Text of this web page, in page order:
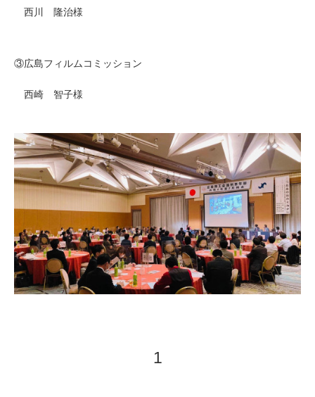
西川　隆治様
③広島フィルムコミッション
西崎　智子様
1